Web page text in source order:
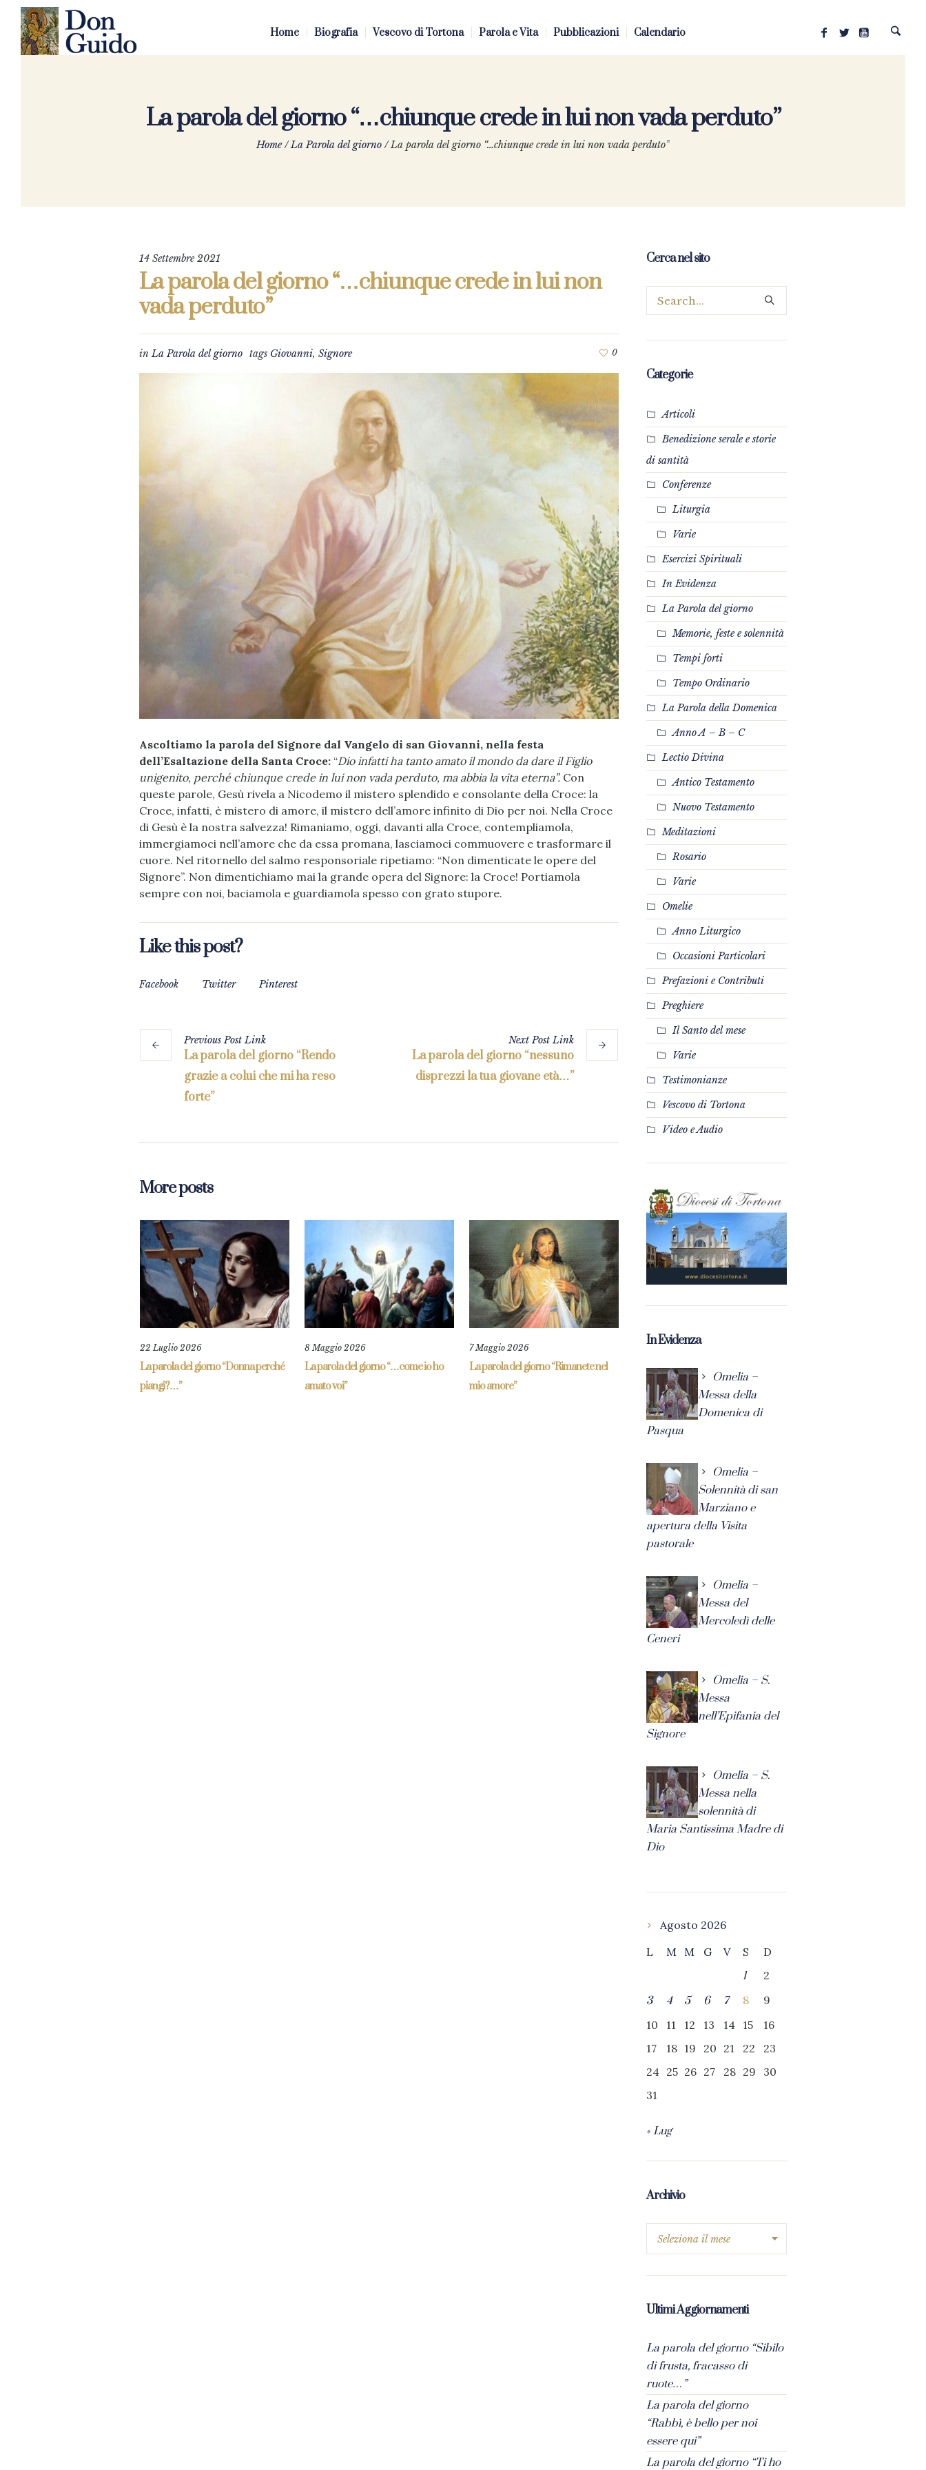
Home Biografia Vescovo di Tortona Parola e Vita Pubblicazioni Calendario
La parola del giorno “…chiunque crede in lui non vada perduto”
Home /La Parola del giorno /La parola del giorno “…chiunque crede in lui non vada perduto”
14 Settembre 2021
La parola del giorno “…chiunque crede in lui non
vada perduto”
inLa Parola del giorno tags Giovanni, Signore 0
Ascoltiamo la parola del Signore dal Vangelo di san Giovanni, nella festa
dell’Esaltazione della Santa Croce: “Dio infatti ha tanto amato il mondo da dare il Figlio
unigenito, perché chiunque crede in lui non vada perduto, ma abbia la vita eterna”. Con
queste parole, Gesù rivela a Nicodemo il mistero splendido e consolante della Croce: la
Croce, infatti, è mistero di amore, il mistero dell’amore infinito di Dio per noi. Nella Croce
di Gesù è la nostra salvezza! Rimaniamo, oggi, davanti alla Croce, contempliamola,
immergiamoci nell’amore che da essa promana, lasciamoci commuovere e trasformare il
cuore. Nel ritornello del salmo responsoriale ripetiamo: “Non dimenticate le opere del
Signore”. Non dimentichiamo mai la grande opera del Signore: la Croce! Portiamola
sempre con noi, baciamola e guardiamola spesso con grato stupore.
Like this post?
Facebook Twitter Pinterest
PreviousPostLink
La parola del giorno “Rendo
grazie a colui che mi ha reso
forte”
NextPostLink
La parola del giorno “nessuno
disprezzi la tua giovane età…”
More posts
22 Luglio 2026
La parola del giorno “Donna perché
piangi?…”
8 Maggio 2026
La parola del giorno “…come io ho
amato voi”
7 Maggio 2026
La parola del giorno “Rimanete nel
mio amore”
Cerca nel sito
Categorie
Articoli
Benedizione serale e storie
di santità
Conferenze
Liturgia
Varie
Esercizi Spirituali
In Evidenza
La Parola del giorno
Memorie, feste e solennità
Tempi forti
Tempo Ordinario
La Parola della Domenica
Anno A – B – C
Lectio Divina
Antico Testamento
Nuovo Testamento
Meditazioni
Rosario
Varie
Omelie
Anno Liturgico
Occasioni Particolari
Prefazioni e Contributi
Preghiere
Il Santo del mese
Varie
Testimonianze
Vescovo di Tortona
Video e Audio
In Evidenza
Omelia –
Messa della
Domenica di
Pasqua
Omelia –
Solennità di san
Marziano e
apertura della Visita
pastorale
Omelia –
Messa del
Mercoledì delle
Ceneri
Omelia – S.
Messa
nell’Epifania del
Signore
Omelia – S.
Messa nella
solennità di
Maria Santissima Madre di
Dio
Agosto 2026
L
M M G V S
D
1
2
3
4 5 6 7 8
9
10
11 12 13 14 15
16
17
18 19 20 21 22
23
24 25 26 27 28 29
30
31
« Lug
Archivio
Ultimi Aggiornamenti
La parola del giorno “Sibilo
di frusta, fracasso di
ruote…”
La parola del giorno
“Rabbì, è bello per noi
essere qui”
La parola del giorno “Ti ho